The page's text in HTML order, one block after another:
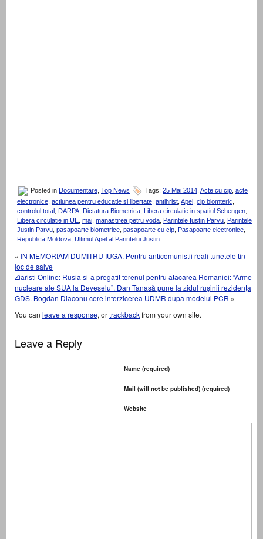
Posted in Documentare Top News Tags: 25 Mai 2014 Acte cu cip acte
electronice actiunea pentru educatie si libertate antihrist Apel cip biomteric
controlul total
DARPA Dictatura Biometrica Libera circulatie in spatiul Schengen
Libera circulatie in UE mai manastirea petru voda Parintele Iustin Parvu
Parintele
Justin Parvu pasapoarte biometrice pasapoarte cu cip Pasapoarte electronice
Republica Moldova Ultimul Apel al Parintelui Justin
« IN MEMORIAM DUMITRU IUGA. Pentru anticomunistii reali tunetele tin
loc de salve
Ziaristi Online: Rusia si-a pregatit terenul pentru atacarea Romaniei: “Arme
nucleare ale SUA la Deveselu”. Dan Tanasă pune la zidul ruşinii rezidenţa
GDS. Bogdan Diaconu cere interzicerea UDMR dupa modelul PCR »
You can leave a response, ortrackbackfrom your own site.
Leave a Reply
Name (required)
Mail (will not be published) (required)
Website